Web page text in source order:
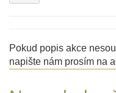
Pokud popis akce
napište nám prosím na